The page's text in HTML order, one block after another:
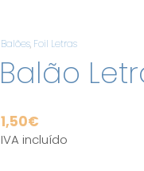
Balões, Foil Letras
Balão
1,50€
IVA incluído